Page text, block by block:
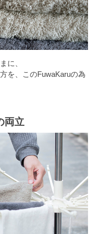
に、
を、このFuwaKaruの為
両立